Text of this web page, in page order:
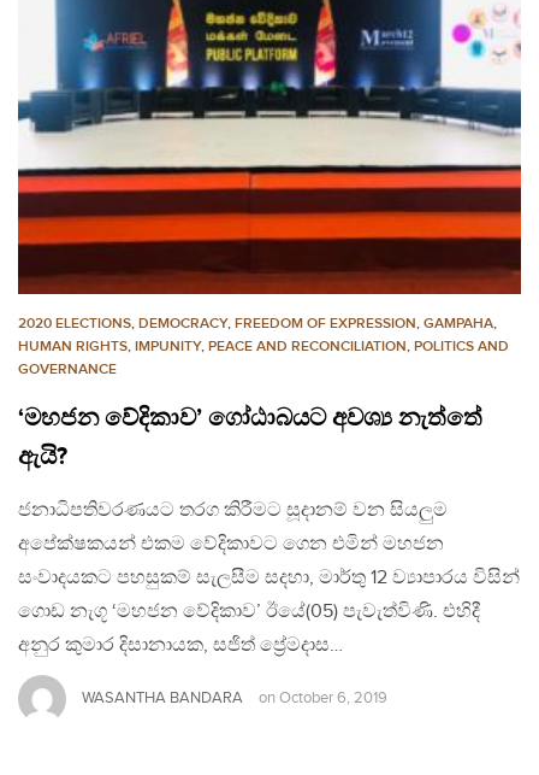
2020 ELECTIONS, DEMOCRACY, FREEDOM OF EXPRESSION, GAMPAHA,
HUMAN RIGHTS, IMPUNITY, PEACE AND RECONCILIATION, POLITICS AND
GOVERNANCE
‘මහජන වේදිකාව’ ගෝඨාබයට අවශ්‍ය නැත්තේ
ඇයි?
ජනාධිපතිවරණයට තරග කිරීමට සූදානම් වන සියලුම
අපේක්ෂකයන් එකම වේදිකාවට ගෙන එමින් මහජන
සංවාදයකට පහසුකම් සැලසීම සදහා, මාර්තු 12 ව්‍යාපාරය විසින්
ගොඩ නැගූ ‘මහජන වේදිකාව’ ඊයේ(05) පැවැත්විණි. එහිදී
අනුර කුමාර දිසානායක, සජිත් ප්‍රේමදාස…
WASANTHA BANDARA on October 6, 2019